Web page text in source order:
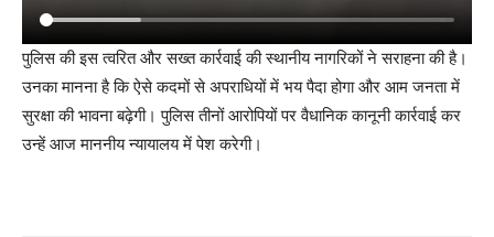
पुलिस की इस त्वरित और सख्त कार्रवाई की स्थानीय नागरिकों ने सराहना की है।
उनका मानना है कि ऐसे कदमों से अपराधियों में भय पैदा होगा और आम जनता में
सुरक्षा की भावना बढ़ेगी। पुलिस तीनों आरोपियों पर वैधानिक कानूनी कार्रवाई कर
उन्हें आज माननीय न्यायालय में पेश करेगी।